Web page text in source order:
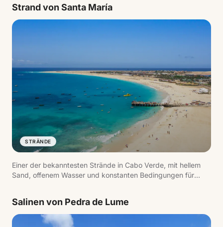
Strand von Santa María
STRÄNDE
Einer der bekanntesten Strände in Cabo Verde, mit hellem
Sand, offenem Wasser und konstanten Bedingungen für
Salinen von Pedra de Lume